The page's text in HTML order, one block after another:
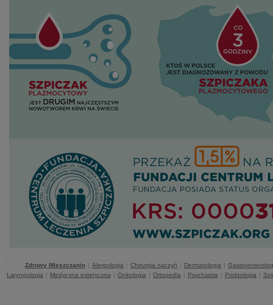
Zdrowy Mieszczanin | Alergologia | Chirurgia naczyń | Dermatologia |
Laryngologia | Medycyna estetyczna | Onkologia | Ortopedia | Psychiatria | Proktologia |